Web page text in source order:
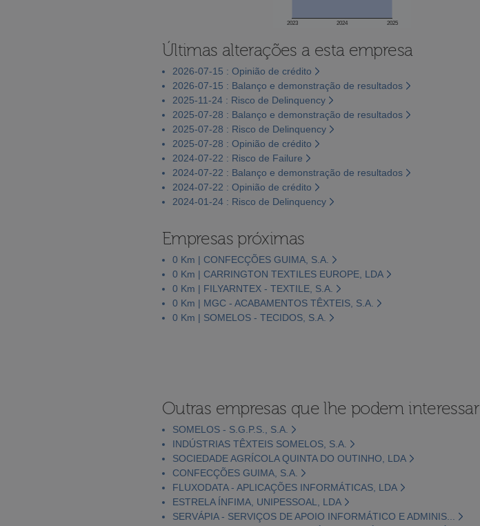
2023 2024 2025
Últimas alterações a esta empresa
2026-07-15 : Opinião de crédito
2026-07-15 : Balanço e demonstração de resultados
2025-11-24 : Risco de Delinquency
2025-07-28 : Balanço e demonstração de resultados
2025-07-28 : Risco de Delinquency
2025-07-28 : Opinião de crédito
2024-07-22 : Risco de Failure
2024-07-22 : Balanço e demonstração de resultados
2024-07-22 : Opinião de crédito
2024-01-24 : Risco de Delinquency
Empresas próximas
0 Km | CONFECÇÕES GUIMA, S.A.
0 Km | CARRINGTON TEXTILES EUROPE, LDA
0 Km | FILYARNTEX - TEXTILE, S.A.
0 Km | MGC - ACABAMENTOS TÊXTEIS, S.A.
0 Km | SOMELOS - TECIDOS, S.A.
Outras empresas que lhe podem interessar
SOMELOS - S.G.P.S., S.A.
INDÚSTRIAS TÊXTEIS SOMELOS, S.A.
SOCIEDADE AGRÍCOLA QUINTA DO OUTINHO, LDA
CONFECÇÕES GUIMA, S.A.
FLUXODATA - APLICAÇÕES INFORMÁTICAS, LDA
ESTRELA ÍNFIMA, UNIPESSOAL, LDA
SERVÁPIA - SERVIÇOS DE APOIO INFORMÁTICO E ADMINIS...